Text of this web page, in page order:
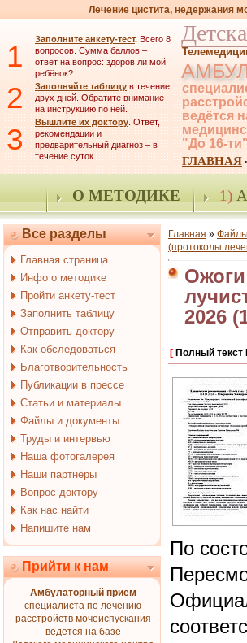
Лечение цистита, недержания
1 Заполните анкету-тест. Всего 8
вопросов. Сумма баллов –
ответ на вопрос: здоров ли мой
ребёнок?
2 Заполняйте таблицу в течение
двух дней. Обратите внимание
на инструкцию по ней.
3 Вышлите их доктору. Ответ,
рекомендации и
предварительный диагноз – в
течение суток.
Детска
ведётся
"До 16-ти"
ГЛАВНАЯ ·
О МЕТОДИКЕ 1)
Все разделы
Главная страница
Инфо о методике
Пройти анкету-тест
Заполнить таблицу
Отправить доктору
Как обследоваться
Благотворительность
Публикации в прессе
Статьи и материалы
Файлы и документы
Труды и интервью
Наша фотогалерея
Наши партнёры
Вопрос доктору
Как нас найти
Напишите нам
Прийти к нам
Амбулаторный приём
специалиста по лечению
расстройств мочеиспускания
ведётся на базе
Главная »
(протоколы
Ожоги
2026
[ Полный текст
По